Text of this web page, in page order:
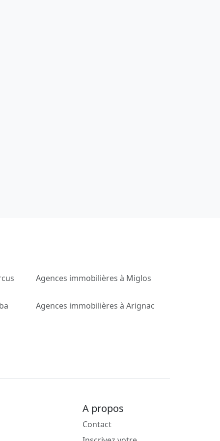
Agences immobilières à Miglos
Agences immobilières à Arignac
A propos
Contact